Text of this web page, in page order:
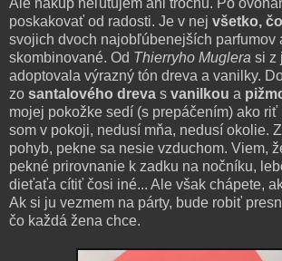
Ale nákup neľutujem ani trochu. Po
poskakovať od radosti. Je v nej všetko,
svojich dvoch najobľúbenejších parfumov
skombinované. Od Thierryho Muglera si z
adoptovala výrazný tón dreva a vanilky.
zo santalového dreva s vanilkou a
mojej pokožke sedí (s prepáčením) ako
som v pokoji, nedusí mňa, nedusí okolie.
pohyb, pekne sa nesie vzduchom. Viem,
pekné prirovnanie k zadku na nočníku,
dieťaťa cítiť čosi iné... Ale však chápete,
Ak si ju vezmem na párty, bude robiť
čo každá žena chce.